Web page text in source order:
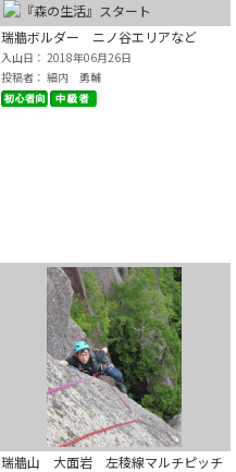
瑞牆ボルダー ニノ谷エリアなど
入山日： 2018年06月26日
投稿者： 細内 勇輔
瑞牆山 大面岩 左稜線マルチピッチ